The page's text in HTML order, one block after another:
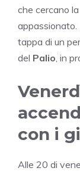
che cercano
appassionato.
tappa di un
del Palio , in
con i
Alle 20 di